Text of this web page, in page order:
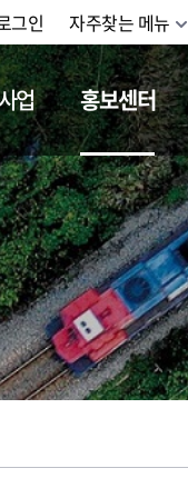
그인 자주찾는 메뉴
업 홍보센터
철도체험